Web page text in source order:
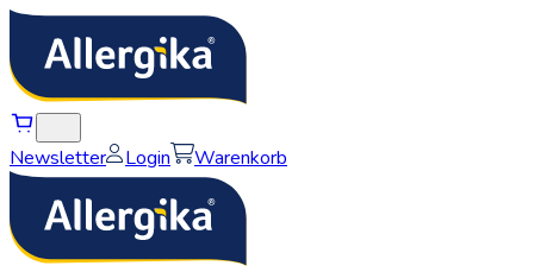
Newsletter Login Warenkorb